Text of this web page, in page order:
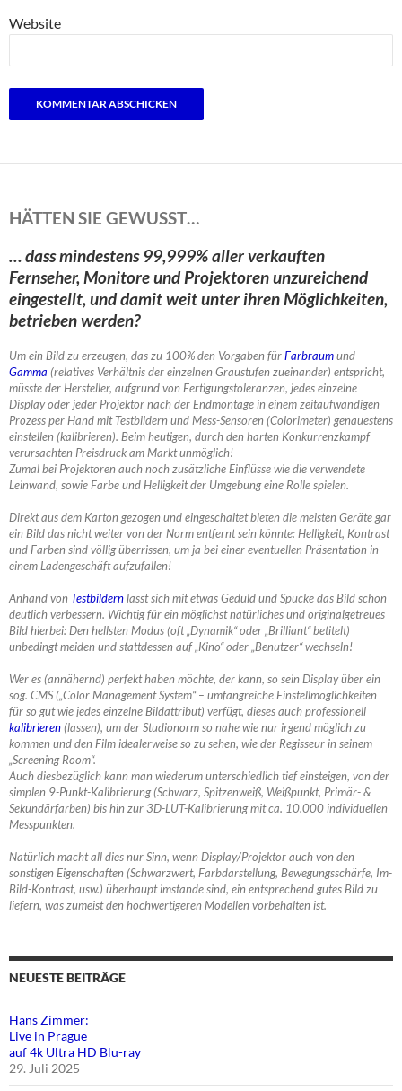
Website
HÄTTEN SIE GEWUSST…
… dass mindestens 99,999% aller verkauften
Fernseher, Monitore und Projektoren unzureichend
eingestellt, und damit weit unter ihren Möglichkeiten,
betrieben werden?
Um ein Bild zu erzeugen, das zu 100% den Vorgaben fürFarbraumund
Gamma (relatives Verhältnis der einzelnen Graustufen zueinander) entspricht,
müsste der Hersteller, aufgrund von Fertigungstoleranzen, jedes einzelne
Display oder jeder Projektor nach der Endmontage in einem zeitaufwändigen
Prozess per Hand mit Testbildern und Mess-Sensoren (Colorimeter) genauestens
einstellen (kalibrieren). Beim heutigen, durch den harten Konkurrenzkampf
verursachten Preisdruck am Markt unmöglich!
Zumal bei Projektoren auch noch zusätzliche Einflüsse wie die verwendete
Leinwand, sowie Farbe und Helligkeit der Umgebung eine Rolle spielen.
Direkt aus dem Karton gezogen und eingeschaltet bieten die meisten Geräte gar
ein Bild das nicht weiter von der Norm entfernt sein könnte: Helligkeit, Kontrast
und Farben sind völlig überrissen, um ja bei einer eventuellen Präsentation in
einem Ladengeschäft aufzufallen!
Anhand vonTestbildernlässt sich mit etwas Geduld und Spucke das Bild schon
deutlich verbessern. Wichtig für ein möglichst natürliches und originalgetreues
Bild hierbei: Den hellsten Modus (oft „Dynamik“ oder „Brilliant“ betitelt)
unbedingt meiden und stattdessen auf „Kino“ oder „Benutzer“ wechseln!
Wer es (annähernd) perfekt haben möchte, der kann, so sein Display über ein
sog. CMS („Color Management System“ – umfangreiche Einstellmöglichkeiten
für so gut wie jedes einzelne Bildattribut) verfügt, dieses auch professionell
kalibrieren(lassen), um der Studionorm so nahe wie nur irgend möglich zu
kommen und den Film idealerweise so zu sehen, wie der Regisseur in seinem
„Screening Room“.
Auch diesbezüglich kann man wiederum unterschiedlich tief einsteigen, von der
simplen 9-Punkt-Kalibrierung (Schwarz, Spitzenweiß, Weißpunkt, Primär- &
Sekundärfarben) bis hin zur 3D-LUT-Kalibrierung mit ca. 10.000 individuellen
Messpunkten.
Natürlich macht all dies nur Sinn, wenn Display/Projektor auch von den
sonstigen Eigenschaften (Schwarzwert, Farbdarstellung, Bewegungsschärfe, Im-
Bild-Kontrast, usw.) überhaupt imstande sind, ein entsprechend gutes Bild zu
liefern, was zumeist den hochwertigeren Modellen vorbehalten ist.
NEUESTE BEITRÄGE
Hans Zimmer:
Live in Prague
auf 4k Ultra HD Blu-ray
29. Juli 2025